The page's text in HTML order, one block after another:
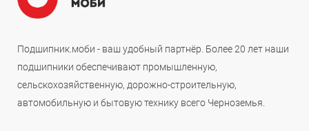
Подшипник.моби - ваш удобный партнёр. Более 20 лет наши
подшипники обеспечивают промышленную,
сельскохозяйственную, дорожно-строительную,
автомобильную и бытовую технику всего Черноземья.